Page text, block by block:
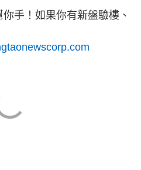
你手！如果你有新盤驗樓、